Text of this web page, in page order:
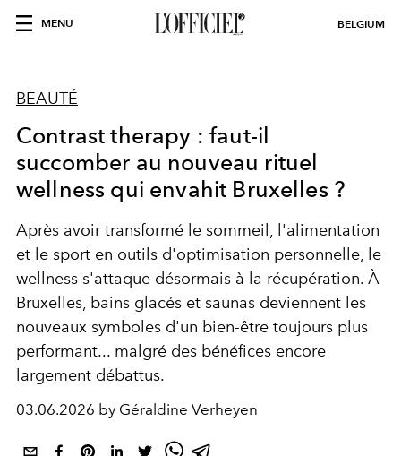
MENU BELGIUM
BEAUTÉ
Contrast therapy : faut-il
succomber au nouveau rituel
wellness qui envahit Bruxelles ?
Après avoir transformé le sommeil, l'alimentation
et le sport en outils d'optimisation personnelle, le
wellness s'attaque désormais à la récupération. À
Bruxelles, bains glacés et saunas deviennent les
nouveaux symboles d'un bien-être toujours plus
performant... malgré des bénéfices encore
largement débattus.
03.06.2026 by Géraldine Verheyen